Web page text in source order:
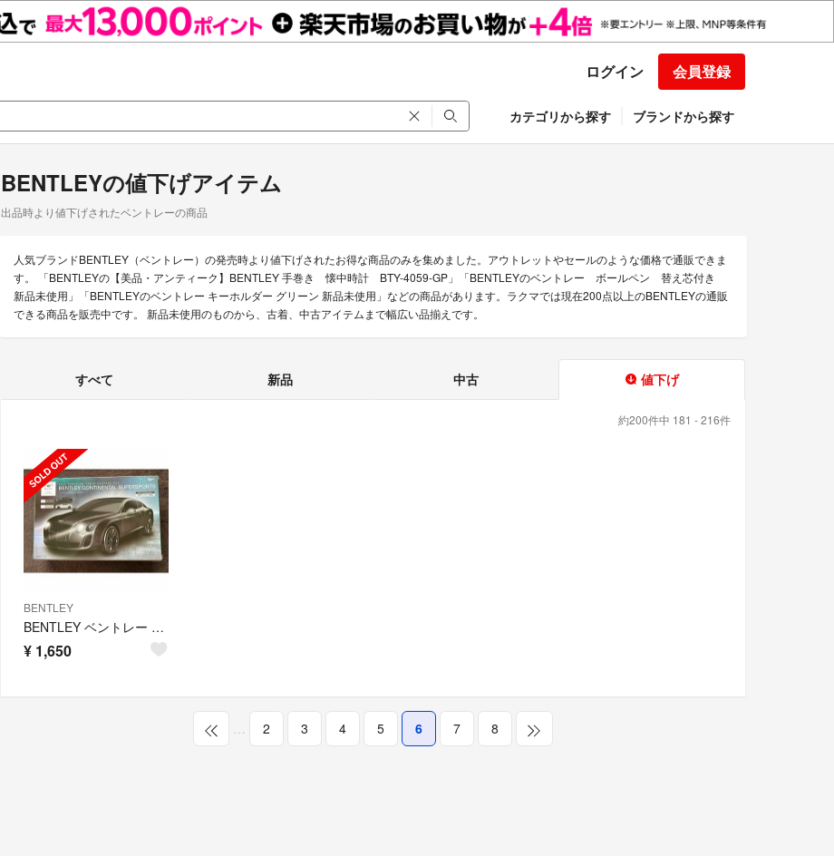
ログイン 会員登録
カテゴリから探す ブランドから探す
BENTLEYの値下げアイテム
出品時より値下げされたベントレーの商品
人気ブランドBENTLEY（ベントレー）の発売時より値下げされたお得な商品のみを集めました。アウトレットやセールのような価格で通販できま
す。 「BENTLEYの【美品・アンティーク】BENTLEY 手巻き 懐中時計 BTY-4059-GP」「BENTLEYのベントレー ボールペン 替え芯付き
新品未使用」「BENTLEYのベントレー キーホルダー グリーン 新品未使用」などの商品があります。ラクマでは現在200点以上のBENTLEYの通販
できる商品を販売中です。 新品未使用のものから、古着、中古アイテムまで幅広い品揃えです。
すべて 新品 中古 値下げ
約200件中 181 - 216件
BENTLEY
BENTLEY ベントレー ラジコンカー
¥ 1,650
… 2 3 4 5 6 7 8